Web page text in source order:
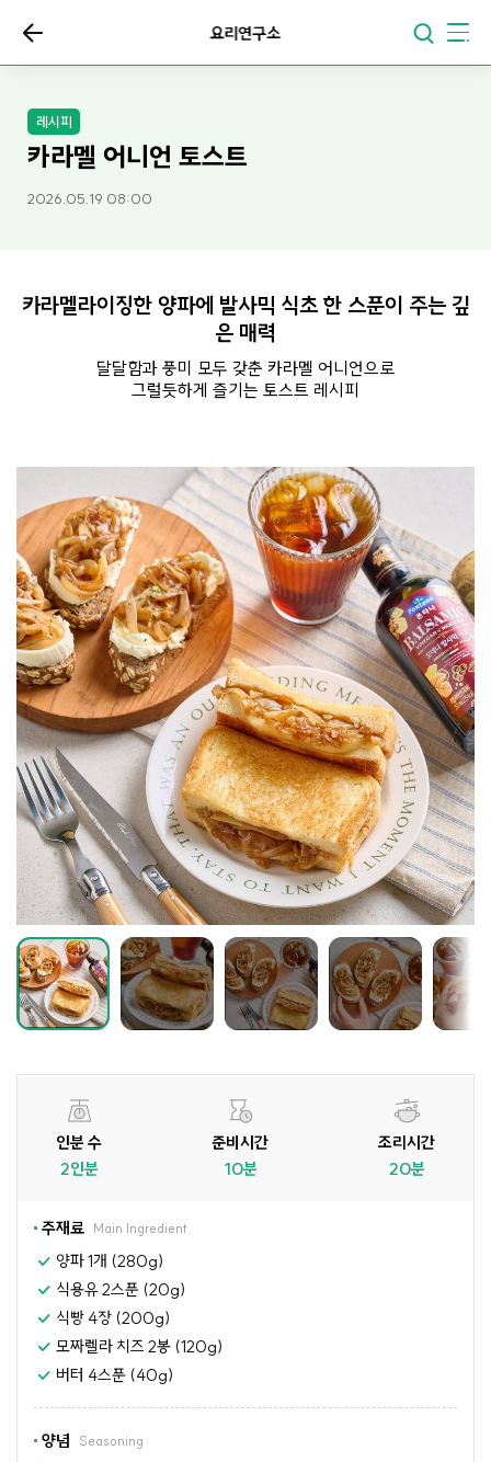
요리연구소
레시피
카라멜 어니언 토스트
2026.05.19 08:00
카라멜라이징한 양파에 발사믹 식초 한 스푼이 주는 깊
은 매력
달달함과 풍미 모두 갖춘 카라멜 어니언으로
그럴듯하게 즐기는 토스트 레시피
인분 수
2인분
준비시간
10분
조리시간
20분
주재료 Main Ingredient
양파 1개 (280g)
식용유 2스푼 (20g)
식빵 4장 (200g)
모짜렐라 치즈 2봉 (120g)
버터 4스푼 (40g)
양념 Seasoning